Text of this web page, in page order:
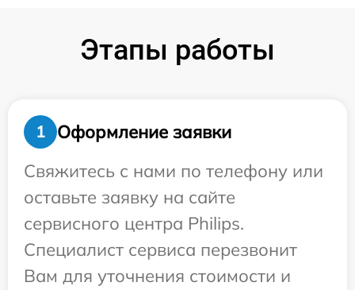
Этапы работы
1
Оформление заявки
Свяжитесь с нами по телефону или
оставьте заявку на сайте
сервисного центра Philips.
Специалист сервиса перезвонит
Вам для уточнения стоимости и